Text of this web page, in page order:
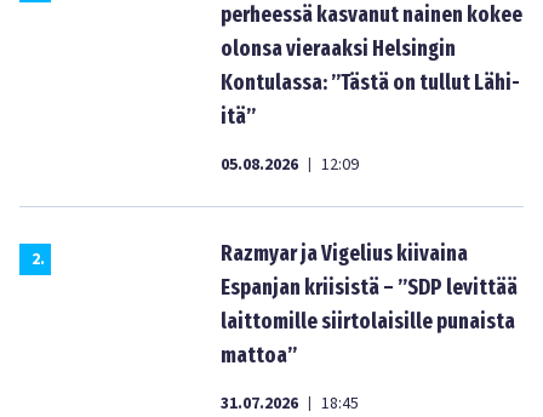
perheessä kasvanut nainen kokee
olonsa vieraaksi Helsingin
Kontulassa: ”Tästä on tullut Lähi-
itä”
05.08.2026 | 12:09
2.
Razmyar ja Vigelius kiivaina
Espanjan kriisistä – ”SDP levittää
laittomille siirtolaisille punaista
mattoa”
31.07.2026 | 18:45